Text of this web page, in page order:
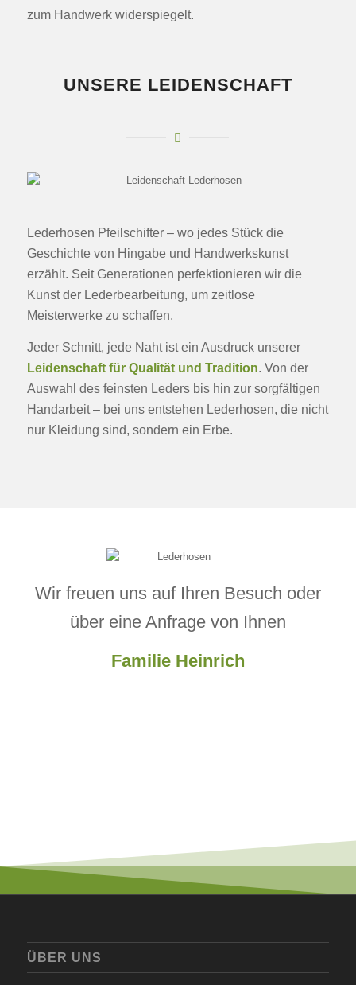
zum Handwerk widerspiegelt.
UNSERE LEIDENSCHAFT
Lederhosen Pfeilschifter – wo jedes Stück die
Geschichte von Hingabe und Handwerkskunst
erzählt. Seit Generationen perfektionieren wir die
Kunst der Lederbearbeitung, um zeitlose
Meisterwerke zu schaffen.
Jeder Schnitt, jede Naht ist ein Ausdruck unserer
Leidenschaft für Qualität und Tradition. Von der
Auswahl des feinsten Leders bis hin zur sorgfältigen
Handarbeit – bei uns entstehen Lederhosen, die nicht
nur Kleidung sind, sondern ein Erbe.
Wir freuen uns auf Ihren Besuch oder
über eine Anfrage von Ihnen
Familie Heinrich
ÜBER UNS